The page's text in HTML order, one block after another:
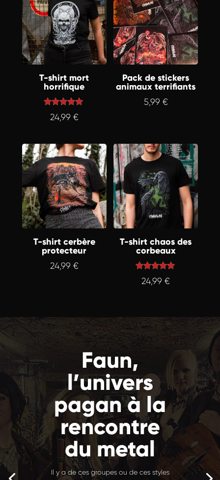
T-shirt mort
horrifique
Note
5.00
24,99 €
Pack de stickers
animaux terrifiants
5,99 €
T-shirt cerbère
protecteur
24,99 €
T-shirt chaos des
corbeaux
Note
5.00
24,99€
Faun,
l’univers
pagan à la
rencontre
du metal
Il y a de ces groupes ou de ces styles